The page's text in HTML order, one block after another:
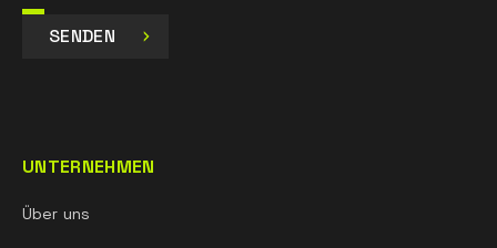
SENDEN
UNTERNEHMEN
Über uns